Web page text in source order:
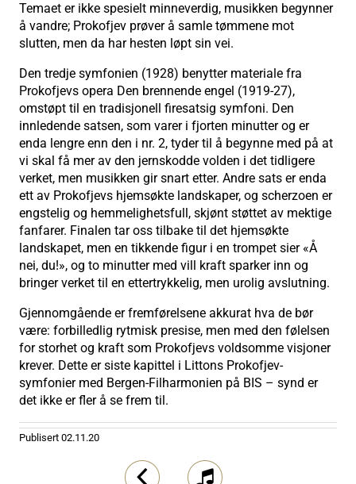
Temaet er ikke spesielt minneverdig, musikken begynner
å vandre; Prokofjev prøver å samle tømmene mot
slutten, men da har hesten løpt sin vei.
Den tredje symfonien (1928) benytter materiale fra
Prokofjevs opera Den brennende engel (1919-27),
omstøpt til en tradisjonell firesatsig symfoni. Den
innledende satsen, som varer i fjorten minutter og er
enda lengre enn den i nr. 2, tyder til å begynne med på at
vi skal få mer av den jernskodde volden i det tidligere
verket, men musikken gir snart etter. Andre sats er enda
ett av Prokofjevs hjemsøkte landskaper, og scherzoen er
engstelig og hemmelighetsfull, skjønt støttet av mektige
fanfarer. Finalen tar oss tilbake til det hjemsøkte
landskapet, men en tikkende figur i en trompet sier «Å
nei, du!», og to minutter med vill kraft sparker inn og
bringer verket til en ettertrykkelig, men urolig avslutning.
Gjennomgående er fremførelsene akkurat hva de bør
være: forbilledlig rytmisk presise, men med den følelsen
for storhet og kraft som Prokofjevs voldsomme visjoner
krever. Dette er siste kapittel i Littons Prokofjev-
symfonier med Bergen-Filharmonien på BIS – synd er
det ikke er fler å se frem til.
Publisert 02.11.20